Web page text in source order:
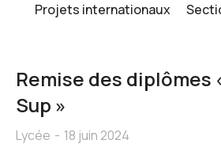
Projets internationaux
Remise des diplômes
Sup »
Lycée 18 juin 2024